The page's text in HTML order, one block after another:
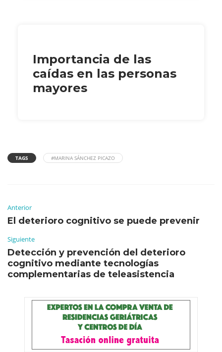
Importancia de las
caídas en las personas
mayores
TAGS #MARINA SÁNCHEZ PICAZO
Anterior
El deterioro cognitivo se puede prevenir
Siguiente
Detección y prevención del deterioro
cognitivo mediante tecnologías
complementarias de teleasistencia